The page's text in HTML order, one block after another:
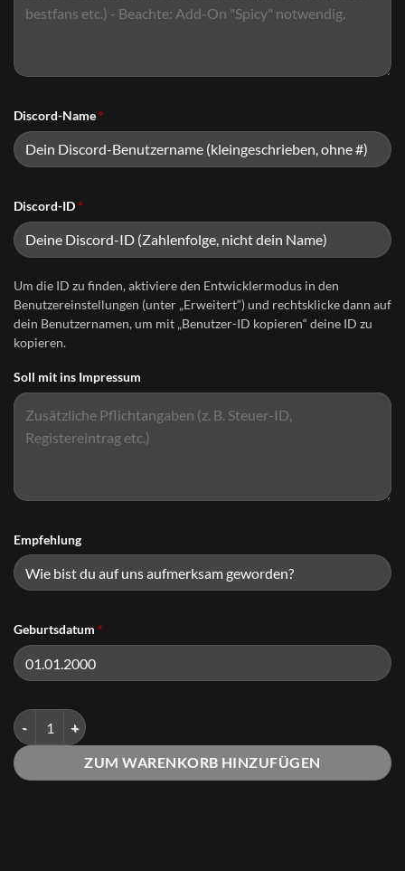
Discord-Name*
Discord-ID*
Um die ID zu finden, aktiviere den Entwicklermodus in den
Benutzereinstellungen (unter „Erweitert“) und rechtsklicke dann auf
dein Benutzernamen, um mit „Benutzer-ID kopieren“ deine ID zu
kopieren.
Soll mit ins Impressum
Empfehlung
Geburtsdatum *
Impressum "SELFMADE" Menge
ZUM WARENKORB HINZUFÜGEN